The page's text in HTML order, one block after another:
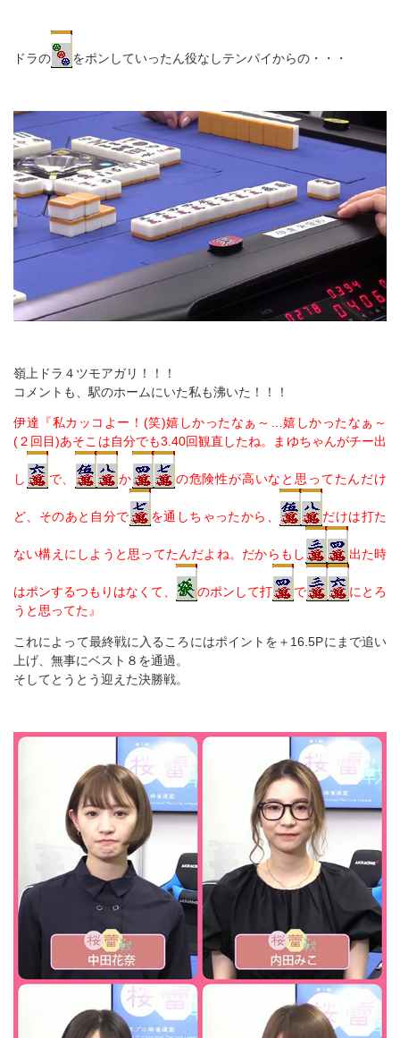
ドラの をポンしていったん役なしテンパイからの・・・
嶺上ドラ４ツモアガリ！！！
コメントも、駅のホームにいた私も沸いた！！！
伊達『私カッコよー！(笑)嬉しかったなぁ～…嬉しかったなぁ～
(２回目)あそこは自分でも3.40回観直したね。まゆちゃんがチー出
し で、 か の危険性が高いなと思ってたんだけ
ど、そのあと自分で を通しちゃったから、 だけは打た
ない構えにしようと思ってたんだよね。だからもし 出た時
はポンするつもりはなくて、 のポンして打 で
にとろ
うと思ってた』
これによって最終戦に入るころにはポイントを＋16.5Pにまで追い
上げ、無事にベスト８を通過。
そしてとうとう迎えた決勝戦。